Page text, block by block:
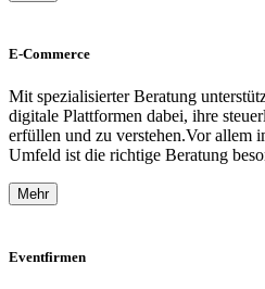
E-Commerce
Mit spezialisierter Beratung
digitale Plattformen dabei, ihre
erfüllen und zu verstehen.Vor allem
Umfeld ist die richtige Beratung
Mehr
Eventfirmen